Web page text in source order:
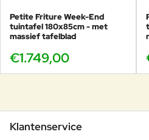
Petite Friture Week-End
tuintafel 180x85cm - met
massief tafelblad
€1.749,00
Klantenservice